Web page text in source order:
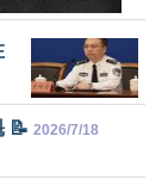
📝 2026/7/18